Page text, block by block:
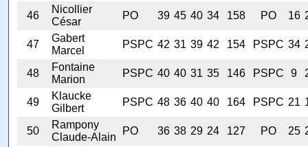
46
Nicollier
César
PO 39 45 40 34 158 PO 16
47
Gabert
Marcel
PSPC 42 31 39 42 154 PSPC 34
48
Fontaine
Marion
PSPC 40 40 31 35 146 PSPC 9
49
Klaucke
Gilbert
PSPC 48 36 40 40 164 PSPC 21
50
Rampony
Claude-Alain
PO 36 38 29 24 127 PO 25